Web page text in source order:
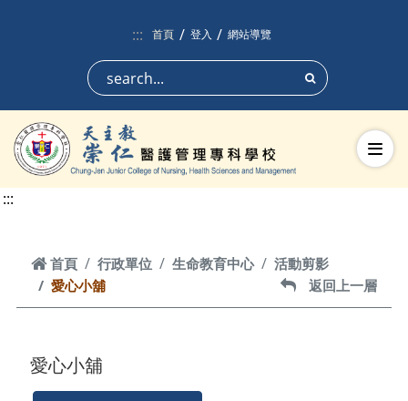
:::
首頁 登入 網站導覽
搜尋
切換
:::
首頁
首頁 行政單位 生命教育中心
活動剪影
愛心小舖
返回上一層
返回上一層
愛心小舖